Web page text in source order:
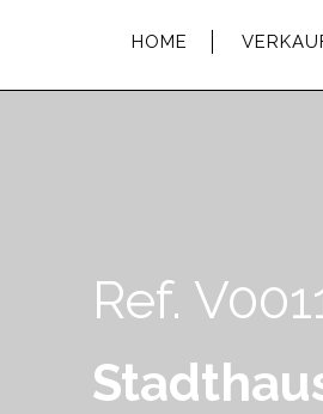
HOME
Ref.